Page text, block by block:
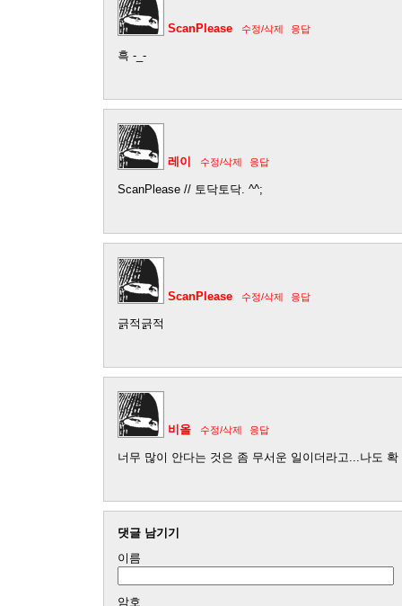
ScanPlease 수정/삭제 응답
흑 -_-
레이 수정/삭제 응답
ScanPlease // 토닥토닥. ^^;
ScanPlease 수정/삭제 응답
긁적긁적
비올 수정/삭제 응답
너무 많이 안다는 것은 좀 무서운 일이더라고...나도 확
댓글 남기기
이름
암호